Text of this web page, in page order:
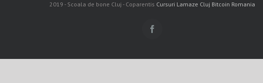
2019 - Scoala de bone Cluj - Coparentis Cursuri Lamaze Cluj Bitcoin Romania